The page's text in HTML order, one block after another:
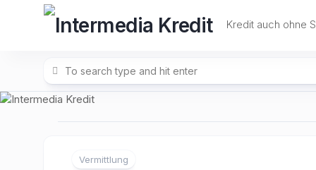
Kredit auch ohne
Vermittlung